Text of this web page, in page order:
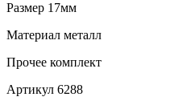
Размер 17мм
Материал металл
Прочее комплект
Артикул 6288